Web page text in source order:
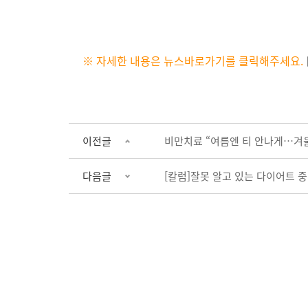
※ 자세한 내용은 뉴스바로가기를 클릭해주세요.
이전글 비만치료 “여름엔 티 안나게…겨
다음글 [칼럼]잘못 알고 있는 다이어트